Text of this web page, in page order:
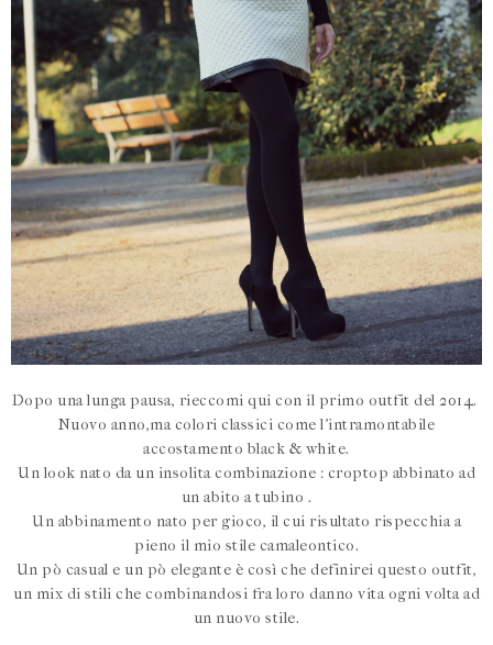
Dopo una lunga pausa, rieccomi qui con il primo outfit del 2014.
Nuovo anno,ma colori classici come l'intramontabile
accostamento black & white.
Un look nato da un insolita combinazione : croptop abbinato ad
un abito a tubino .
Un abbinamento nato per gioco, il cui risultato rispecchia a
pieno il mio stile camaleontico.
Un pò casual e un pò elegante è così che definirei questo outfit,
un mix di stili che combinandosi fra loro danno vita ogni volta ad
un nuovo stile.